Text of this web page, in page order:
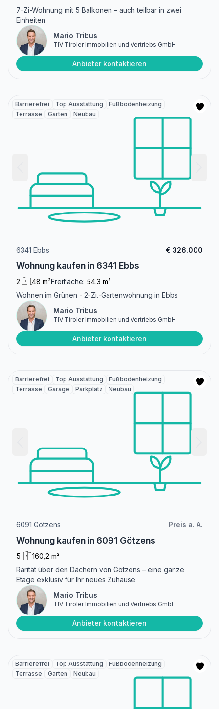
7-Zi-Wohnung mit 5 Balkonen – auch teilbar in zwei
Einheiten
Mario Tribus
TIV Tiroler Immobilien und Vertriebs GmbH
Anbieter kontaktieren
Barrierefrei Top Ausstattung
Fußbodenheizung
Terrasse
Garten Neubau
6341 Ebbs € 326.000
Wohnung kaufen in 6341 Ebbs
2 48 m²Freifläche: 54.3 m²
Wohnen im Grünen - 2-Zi.-Gartenwohnung in Ebbs
Mario Tribus
TIV Tiroler Immobilien und Vertriebs GmbH
Anbieter kontaktieren
Barrierefrei Top Ausstattung
Fußbodenheizung
Terrasse
Garage Parkplatz Neubau
6091 Götzens Preis a. A.
Wohnung kaufen in 6091 Götzens
5
160,2 m²
Rarität über den Dächern von Götzens – eine ganze
Etage exklusiv für Ihr neues Zuhause
Mario Tribus
TIV Tiroler Immobilien und Vertriebs GmbH
Anbieter kontaktieren
Barrierefrei Top Ausstattung
Fußbodenheizung
Terrasse
Garten Neubau